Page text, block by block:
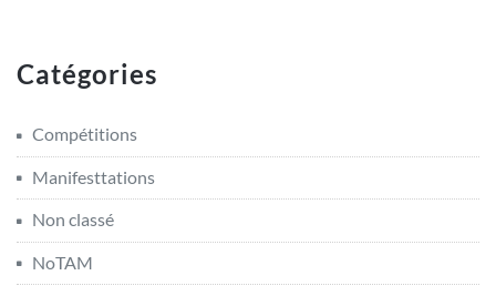
Catégories
Compétitions
Manifesttations
Non classé
NoTAM